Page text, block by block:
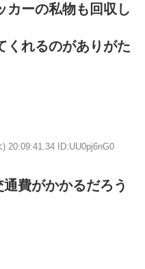
カーの私物も回収し
くれるのがありがた
) 20:09:41.34 ID:UU0pj6nG0
費がかかるだろう